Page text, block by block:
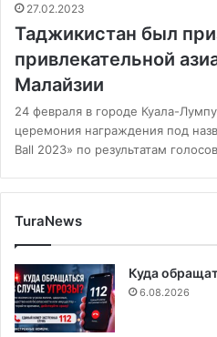
27.02.2023
Таджикистан был
привлекательной
Малайзии
24 февраля в городе Куала-
церемония награждения под
Ball 2023» по результатам
TuraNews
Куда
6.08.2026